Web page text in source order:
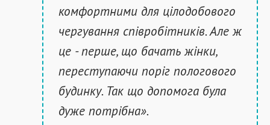
комфортними для цілодобового
чергування співробітників. Але ж
це - перше, що бачать жінки,
переступаючи поріг пологового
будинку. Так що допомога була
дуже потрібна».